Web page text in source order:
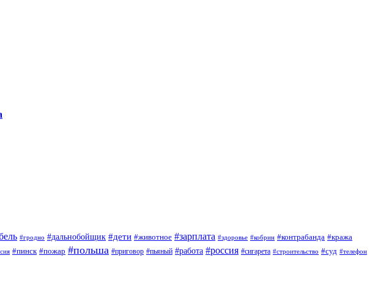
#гродно #дальнобойщик #дети #животное #зарплата #здоровье #кобрин #контрабанда #кража
#пинск #пожар #польша #приговор #пьяный #работа #россия #сигарета #строительство #суд #телефон